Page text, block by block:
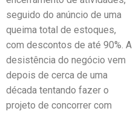
seguido do anúncio de uma
queima total de estoques,
com descontos de até 90%. A
desistência do negócio vem
depois de cerca de uma
década tentando fazer o
projeto de concorrer com